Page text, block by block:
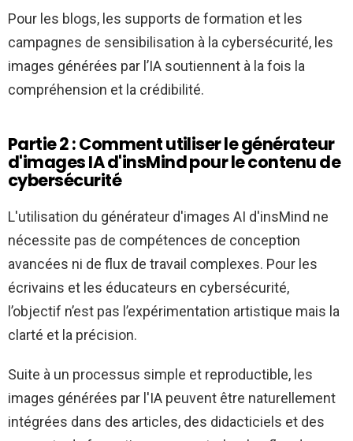
Pour les blogs, les supports de formation et les
campagnes de sensibilisation à la cybersécurité, les
images générées par l’IA soutiennent à la fois la
compréhension et la crédibilité.
Partie 2 : Comment utiliser le générateur
d'images IA d'insMind pour le contenu de
cybersécurité
L'utilisation du générateur d'images AI d'insMind ne
nécessite pas de compétences de conception
avancées ni de flux de travail complexes. Pour les
écrivains et les éducateurs en cybersécurité,
l’objectif n’est pas l’expérimentation artistique mais la
clarté et la précision.
Suite à un processus simple et reproductible, les
images générées par l'IA peuvent être naturellement
intégrées dans des articles, des didacticiels et des